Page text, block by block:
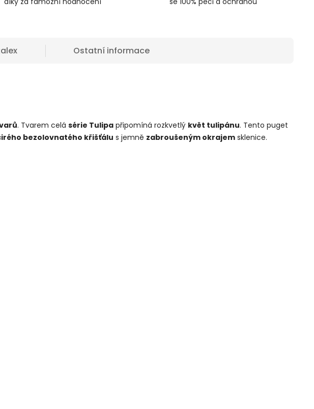
Ostatní informace
. Tvarem celá série Tulipa připomíná rozkvetlý květ tulipánu. Tento puget
bezolovnatého křišťálu s jemně zabroušeným okrajem sklenice.